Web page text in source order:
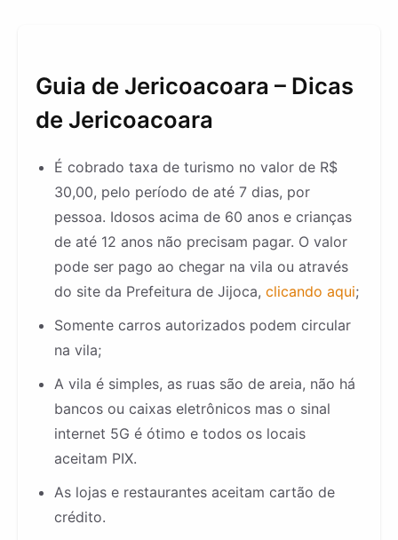
Guia de Jericoacoara – Dicas
de Jericoacoara
É cobrado taxa de turismo no valor de R$
30,00, pelo período de até 7 dias, por
pessoa. Idosos acima de 60 anos e crianças
de até 12 anos não precisam pagar. O valor
pode ser pago ao chegar na vila ou através
do site da Prefeitura de Jijoca, clicando aqui;
Somente carros autorizados podem circular
na vila;
A vila é simples, as ruas são de areia, não há
bancos ou caixas eletrônicos mas o sinal
internet 5G é ótimo e todos os locais
aceitam PIX.
As lojas e restaurantes aceitam cartão de
crédito.